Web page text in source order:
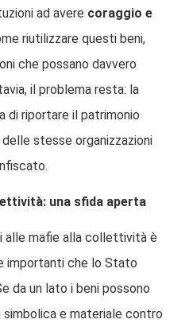
ad avere coraggio e
riutilizzare questi beni,
che possano davvero
il problema resta: la
di riportare il patrimonio
stesse organizzazioni
una sfida aperta
alle mafie alla collettività è
importanti che lo Stato
da un lato i beni possono
e materiale contro